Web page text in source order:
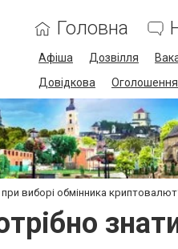
Головна
Афіша Дозвілля
Довідкова
Оголошення
виборі обмінника